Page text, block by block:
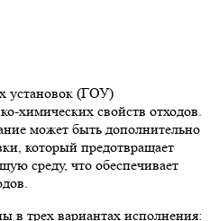
установок (ГОУ)
химических свойств отходов.
может быть дополнительно
который предотвращает
среду, что обеспечивает
в трех вариантах исполнения: